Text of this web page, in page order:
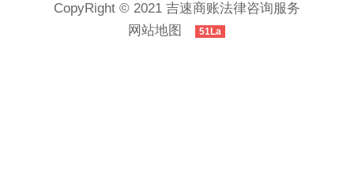
CopyRight © 2021 吉速商账法律咨询服务
网站地图
51La